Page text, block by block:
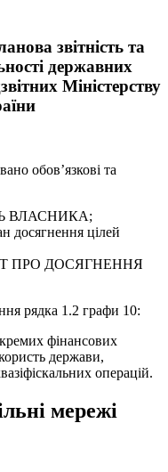
звітність та
державних
Міністерству
обов’язкові та
ВЛАСНИКА;
досягнення цілей
ПРО ДОСЯГНЕННЯ
рядка 1.2 графи 10:
фінансових
держави,
операцій.
мережі